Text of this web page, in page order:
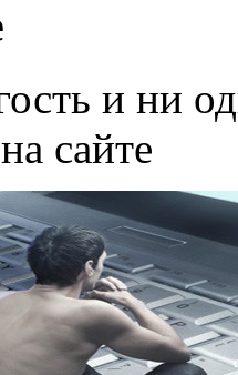
и ни
сайте